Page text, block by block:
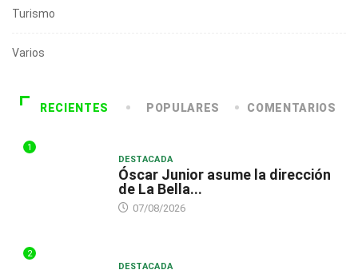
Turismo
Varios
RECIENTES POPULARES COMENTARIOS
1
DESTACADA
Óscar Junior asume la dirección
de La Bella...
07/08/2026
2
DESTACADA